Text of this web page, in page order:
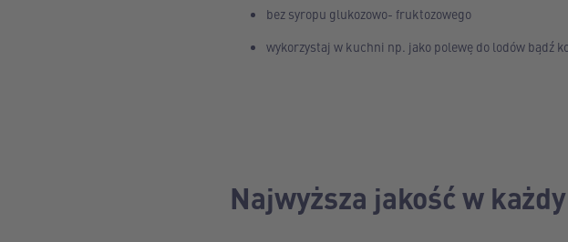
bez syropu glukozowo- fruktozowego
wykorzystaj w kuchni np. jako polewę do lodów bądź
Najwyższa jakość w